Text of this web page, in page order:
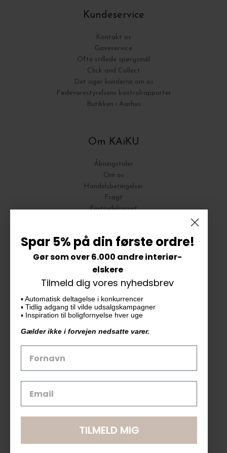
Kundeservice
Kontakt os
Gaveservice
Ofte stillede spørgsmål
Click and Collect
Det siger kunderne om os
Fødevarestyrelsens kontrolrapporter
Butikken i Aarhus
Om KAiKU
Åbningstider
Om os
Handelsbetingelser
Fragt
Fortrydelsesret
Vores butik
KAiKU ApS
Langdalsvej 46, bygning 7
8220 Brabrand
Tlf. 33 11 19 07
CVR-nr. 30715349
Spar 5% på din første ordre!
Gør som over 6.000 andre interiør-
elskere
Tilmeld dig vores nyhedsbrev
▪️ Automatisk deltagelse i konkurrencer
▪️ Tidlig adgang til vilde udsalgskampagner
▪️ Inspiration til boligfornyelse hver uge
Gælder ikke i forvejen nedsatte varer.
TILMELD MIG